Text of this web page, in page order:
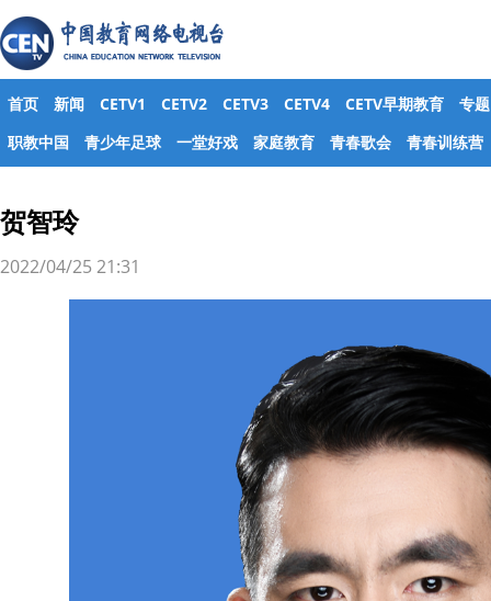
首页 新闻 CETV1 CETV2 CETV3 CETV4 CETV早期教育
专题
职教中国
青少年足球 一堂好戏 家庭教育 青春歌会 青春训练营
贺智玲
2022/04/25 21:31